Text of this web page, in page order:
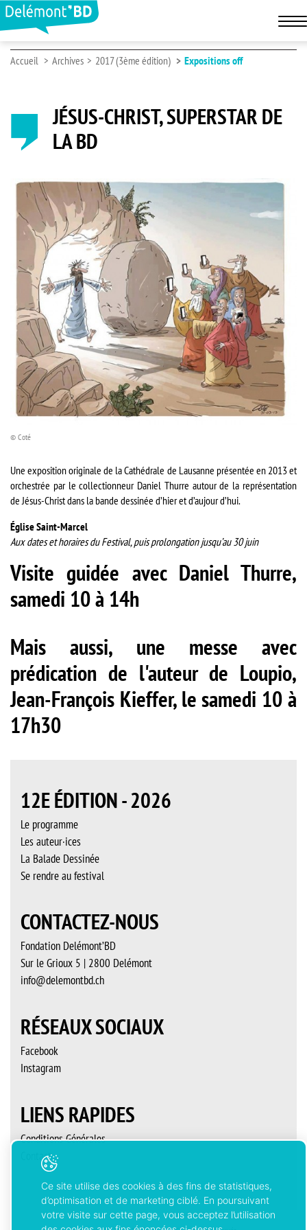
Accueil Archives 2017 (3ème édition) Expositions off
JÉSUS-CHRIST, SUPERSTAR DE
LA BD
© Coté
Une exposition originale de la Cathédrale de Lausanne présentée en 2013 et
orchestrée par le collectionneur Daniel Thurre autour de la représentation
de Jésus-Christ dans la bande dessinée d’hier et d’aujour d’hui.
Église Saint-Marcel
Aux dates et horaires du Festival, puis prolongation jusqu’au 30 juin
Visite guidée avec Daniel Thurre,
samedi 10 à 14h
Mais aussi, une messe avec
prédication de l'auteur de Loupio,
Jean-François Kieffer, le samedi 10 à
17h30
12E ÉDITION - 2026
Le programme
Les auteur·ices
La Balade Dessinée
Se rendre au festival
CONTACTEZ-NOUS
Fondation Delémont’BD
Sur le Grioux 5 | 2800 Delémont
info@delemontbd.ch
RÉSEAUX SOCIAUX
Facebook
Instagram
LIENS RAPIDES
Conditions Générales
Contact
Ce site utilise des cookies à des fins de statistiques,
d’optimisation et de marketing ciblé. En poursuivant
votre visite sur cette page, vous acceptez l’utilisation